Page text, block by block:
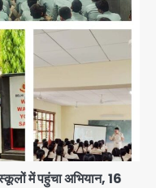
में पहुंचा अभियान, 16